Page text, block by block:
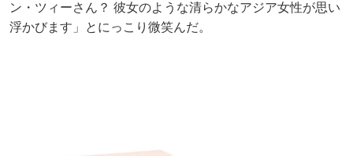
ン・ツィーさん？ 彼女のような清らかなアジア女性が思い
浮かびます」とにっこり微笑んだ。